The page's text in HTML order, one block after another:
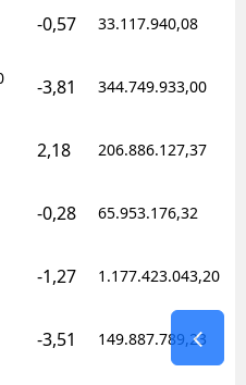
-0,57 33.117.940,08
-3,81 344.749.933,00
2,18 206.886.127,37
-0,28 65.953.176,32
-1,27 1.177.423.043,20
-3,51 149.887.789,23